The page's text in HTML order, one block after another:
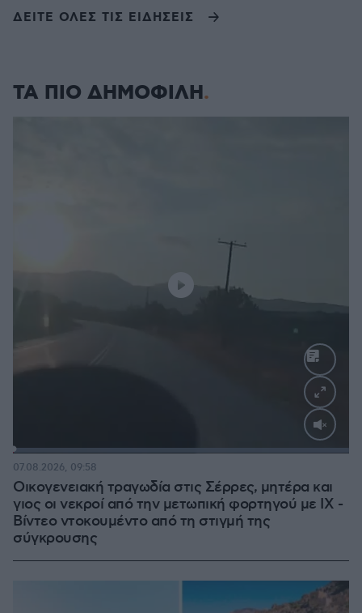
ΔΕΙΤΕ ΟΛΕΣ ΤΙΣ ΕΙΔΗΣΕΙΣ
ΤΑ ΠΙΟ ΔΗΜΟΦΙΛΗ
Loaded:
Οικογενειακή τραγωδία στις Σέρρες, μητέρα και
γιος οι νεκροί από την μετωπική φορτηγού με ΙΧ -
Βίντεο ντοκουμέντο από τη στιγμή της
σύγκρουσης
07.08.2026, 09:58